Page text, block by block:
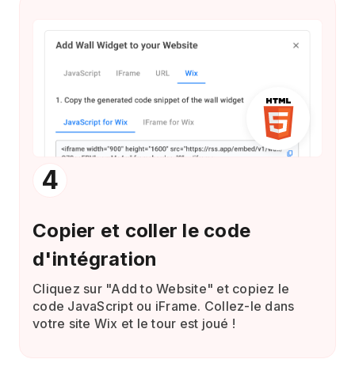
4
Copier et coller le code
d'intégration
Cliquez sur "Add to Website" et copiez le
code JavaScript ou iFrame. Collez-le dans
votre site Wix et le tour est joué !